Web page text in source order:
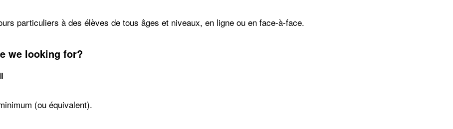
particuliers à des élèves de tous âges et niveaux, en ligne ou en face-à-face.
we looking for?
(ou équivalent).